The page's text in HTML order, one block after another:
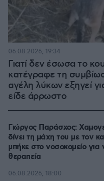
Γιατί δεν έσωσα το
κατέγραφε τη
αγέλη λύκων εξηγεί
είδε άρρωστο
06.08.2026, 19:34
Γιώργος Παράσχος:
δίνει τη μάχη του με τον
μπήκε στο νοσοκομείο για
θεραπεία
06.08.2026, 18:00